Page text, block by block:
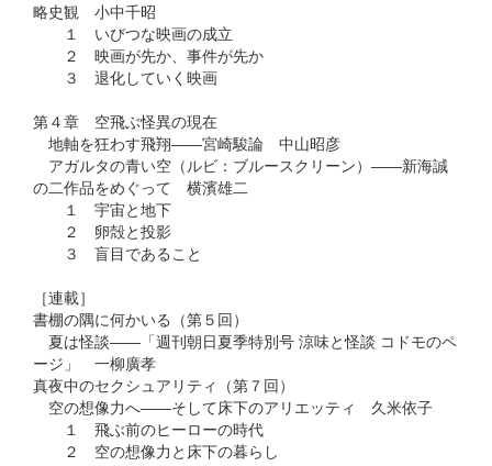
略史観 小中千昭
１ いびつな映画の成立
２ 映画が先か、事件が先か
３ 退化していく映画
第４章 空飛ぶ怪異の現在
地軸を狂わす飛翔――宮崎駿論 中山昭彦
アガルタの青い空（ルビ：ブルースクリーン）――新海誠
の二作品をめぐって 横濱雄二
１ 宇宙と地下
２ 卵殻と投影
３ 盲目であること
［連載］
書棚の隅に何かいる（第５回）
夏は怪談――「週刊朝日夏季特別号 涼味と怪談 コドモのペ
ージ」 一柳廣孝
真夜中のセクシュアリティ（第７回）
空の想像力へ――そして床下のアリエッティ 久米依子
１ 飛ぶ前のヒーローの時代
２ 空の想像力と床下の暮らし